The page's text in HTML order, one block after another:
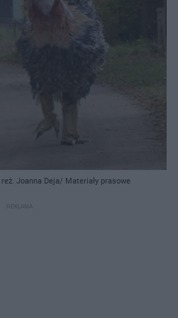
Joanna Deja/ Materiały prasowe